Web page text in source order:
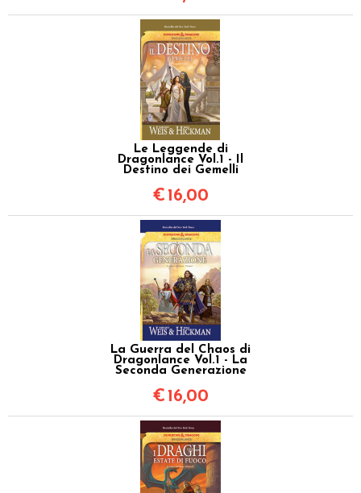
Le Leggende di
Dragonlance Vol.1 - Il
Destino dei Gemelli
€ 16,00
La Guerra del Chaos di
Dragonlance Vol.1 - La
Seconda Generazione
€ 16,00